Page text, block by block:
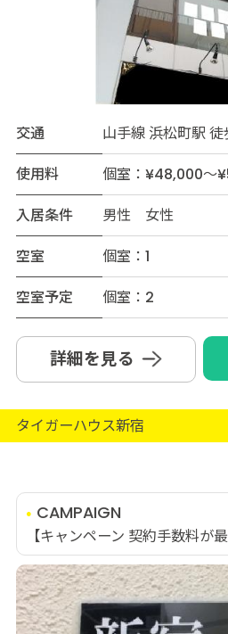
交通
山手線 浜松町駅
使用料
個室：¥48,000～
入居条件
男性 女性
空室
個室：1
空室予定
個室：2
詳細を見る
タイガーハウス新宿
CAMPAIGN
【キャンペーン 契約手数料が